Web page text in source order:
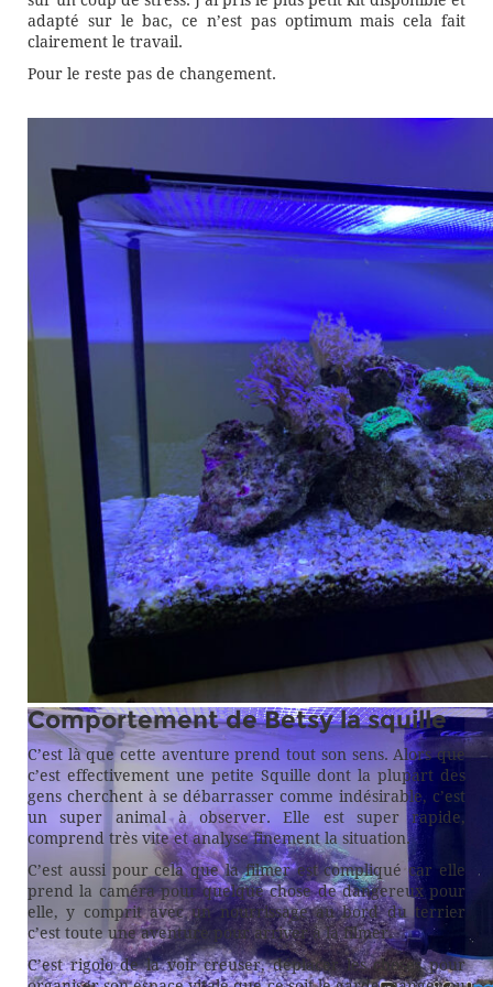
adapté sur le bac, ce n’est pas optimum mais cela fait
clairement le travail.
Pour le reste pas de changement.
L’aquarium h+48h
Comportement de Betsy la squille
C’est là que cette aventure prend tout son sens. Alors que
c’est effectivement une petite Squille dont la plupart des
gens cherchent à se débarrasser comme indésirable, c’est
un super animal à observer. Elle est super rapide,
comprend très vite et analyse finement la situation.
C’est aussi pour cela que la filmer est compliqué car elle
prend la caméra pour quelque chose de dangereux pour
elle, y comprit avec un nourrissage au bord du terrier
c’est toute une aventure pour arriver à la filmer.
C’est rigolo de la voir creuser, déplacer les choses pour